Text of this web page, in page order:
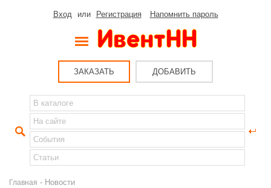
Вход или Регистрация Напомнить пароль
ЗАКАЗАТЬ ДОБАВИТЬ
Главная - Новости